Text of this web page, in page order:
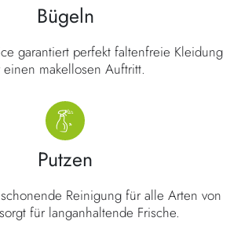
Bügeln
garantiert perfekt faltenfreie Kleidung
makellosen Auftritt.
Putzen
Reinigung für alle Arten von
für langanhaltende Frische.